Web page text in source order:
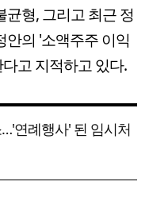
형, 그리고 최근 정
안의 '소액주주 이익
고 지적하고 있다.
연례행사' 된 임시처